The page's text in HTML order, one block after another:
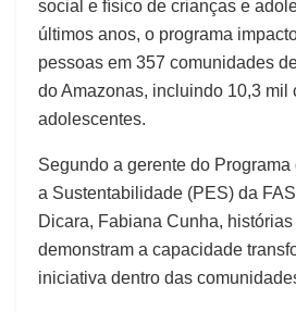
social e físico de crianças e
últimos anos, o programa
pessoas em 357 comunidades
do Amazonas, incluindo 10,3 mil
adolescentes.
Segundo a gerente do
a Sustentabilidade (PES) da
Dicara, Fabiana Cunha,
demonstram a capacidade
iniciativa dentro das